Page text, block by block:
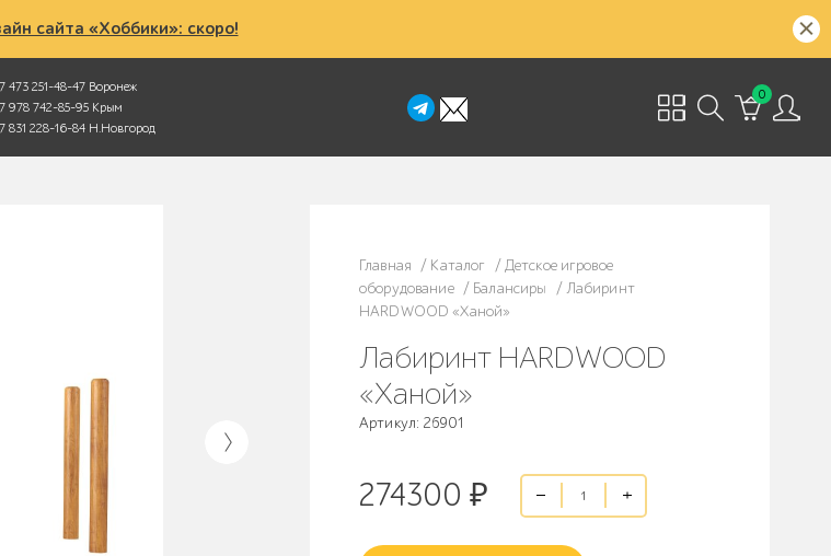
сайта «Хоббики»: скоро!
473 251-48-47 Воронеж
978 742-85-95 Крым
831 228-16-84 Н.Новгород
0
Главная / Каталог /Детское игровое
оборудование / Балансиры /Лабиринт
HARDWOOD «Ханой»
Лабиринт HARDWOOD
«Ханой»
Артикул: 26901
274300 ₽